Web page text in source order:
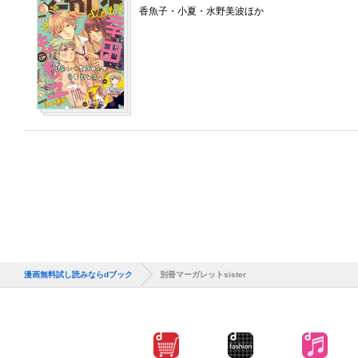
香魚子・小夏・水野美波ほか
漫画無料試し読みならdブック 別冊マーガレットsister